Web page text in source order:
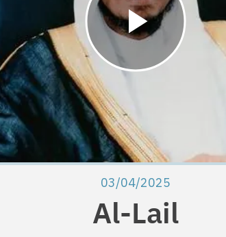
03/04/2025
Al-Lail